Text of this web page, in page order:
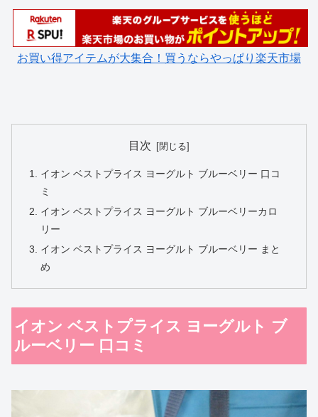
お買い得アイテムが大集合！買うならやっぱり楽天市場
目次
イオン ベストプライス ヨーグルト ブルーベリー 口コ
ミ
イオン ベストプライス ヨーグルト ブルーベリーカロ
リー
イオン ベストプライス ヨーグルト ブルーベリー まと
め
イオン ベストプライス ヨーグルト ブ
ルーベリー 口コミ